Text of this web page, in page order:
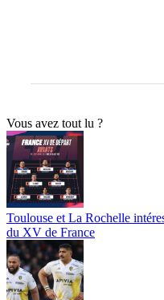
Vous avez tout lu ?
Toulouse et La Rochelle
du XV de France